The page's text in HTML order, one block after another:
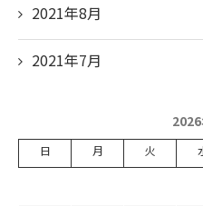
2021年8月
2021年7月
日 月 火